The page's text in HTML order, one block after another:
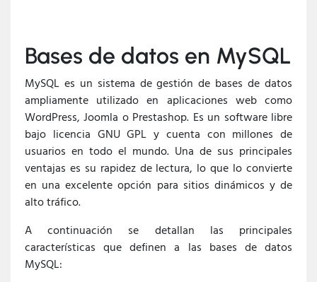
Bases de datos en MySQL
MySQL es un sistema de gestión de bases de datos
ampliamente utilizado en aplicaciones web como
WordPress, Joomla o Prestashop. Es un software libre
bajo licencia GNU GPL y cuenta con millones de
usuarios en todo el mundo. Una de sus principales
ventajas es su rapidez de lectura, lo que lo convierte
en una excelente opción para sitios dinámicos y de
alto tráfico.
A continuación se detallan las principales
características que definen a las bases de datos
MySQL: